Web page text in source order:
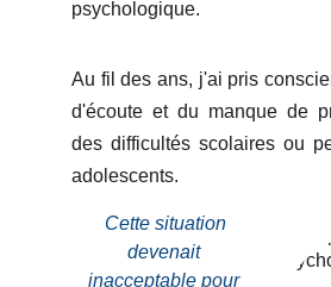
psychologique.
Au fil des ans, j'ai pris
d'écoute et du manque de
des difficultés scolaires ou
adolescents.
Cette situation
devenait
inacceptable pour